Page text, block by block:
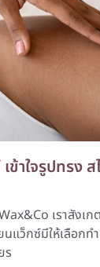
าใจรูปทรง
เราสังเก
แว็กซ์มีให้เลือกท
ร